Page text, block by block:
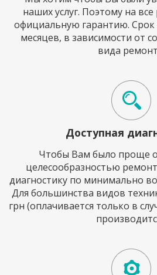
наших услуг. Поэтому на
официальную гарантию. Срок
месяцев, в зависимости от
вида
Доступная
Чтобы Вам было проще
целесообразностью
диагностику по минимально
Для большинства видов
грн (оплачивается только в